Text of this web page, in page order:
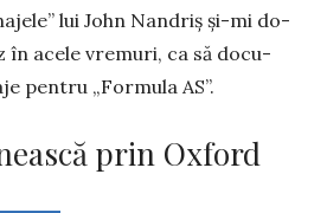
lui John Nan­driș și-mi do­
în acele vre­muri, ca să docu­
pentru „Formula AS”.
prin Oxford